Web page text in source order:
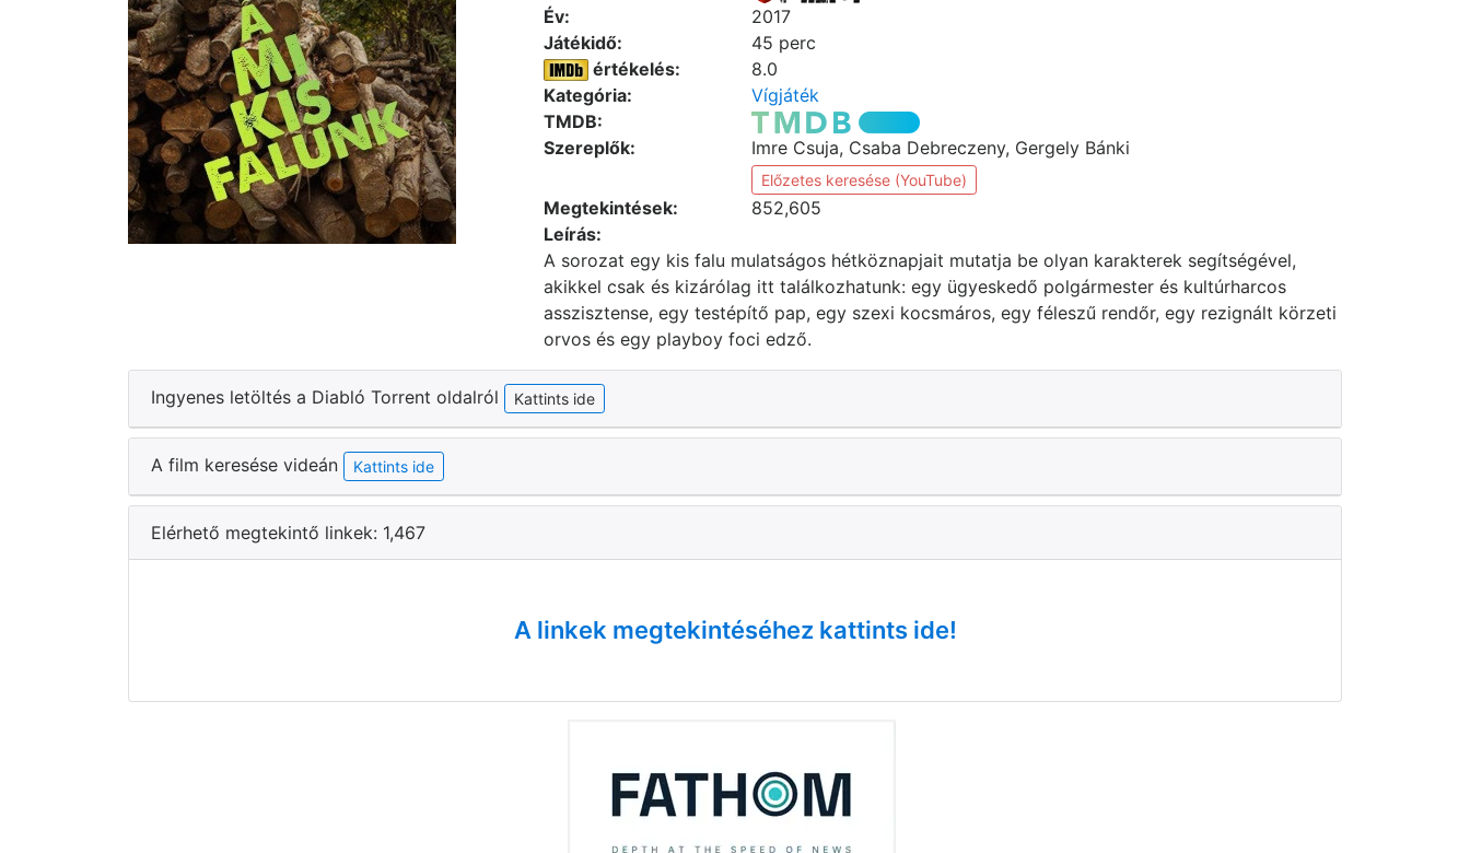
Év:
2017
Játékidő:
45 perc
értékelés:
8.0
Kategória:
Vígjáték
TMDB:
Szereplők:
Imre Csuja, Csaba Debreczeny, Gergely Bánki
Előzetes keresése (YouTube)
Megtekintések:
852,605
Leírás:
A sorozat egy kis falu mulatságos hétköznapjait mutatja be olyan karakterek segítségével,
akikkel csak és kizárólag itt találkozhatunk: egy ügyeskedő polgármester és kultúrharcos
asszisztense, egy testépítő pap, egy szexi kocsmáros, egy féleszű rendőr, egy rezignált körzeti
orvos és egy playboy foci edző.
Ingyenes letöltés a Diabló Torrent oldalról Kattints ide
A film keresése videán Kattints ide
Elérhető megtekintő linkek: 1,467
A linkek megtekintéséhez kattints ide!